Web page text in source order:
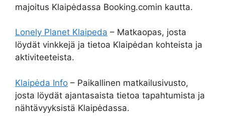
majoitus Klaipėdassa Booking.comin kautta.
Lonely Planet Klaipeda – Matkaopas, josta
löydät vinkkejä ja tietoa Klaipėdan kohteista ja
aktiviteeteista.
Klaipėda Info – Paikallinen matkailusivusto,
josta löydät ajantasaista tietoa tapahtumista ja
nähtävyyksistä Klaipėdassa.